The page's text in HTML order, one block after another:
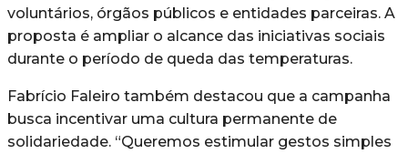
voluntários, órgãos públicos e entidades parceiras. A
proposta é ampliar o alcance das iniciativas sociais
durante o período de queda das temperaturas.
Fabrício Faleiro também destacou que a campanha
busca incentivar uma cultura permanente de
solidariedade. “Queremos estimular gestos simples